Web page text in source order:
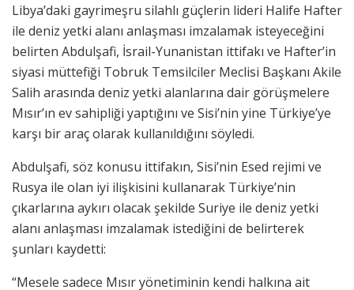
Libya’daki gayrimeşru silahlı güçlerin lideri Halife Hafter
ile deniz yetki alanı anlaşması imzalamak isteyeceğini
belirten Abdulşafi, İsrail-Yunanistan ittifakı ve Hafter’in
siyasi müttefiği Tobruk Temsilciler Meclisi Başkanı Akile
Salih arasında deniz yetki alanlarına dair görüşmelere
Mısır’ın ev sahipliği yaptığını ve Sisi’nin yine Türkiye’ye
karşı bir araç olarak kullanıldığını söyledi.
Abdulşafi, söz konusu ittifakın, Sisi’nin Esed rejimi ve
Rusya ile olan iyi ilişkisini kullanarak Türkiye’nin
çıkarlarına aykırı olacak şekilde Suriye ile deniz yetki
alanı anlaşması imzalamak istediğini de belirterek
şunları kaydetti:
“Mesele sadece Mısır yönetiminin kendi halkına ait